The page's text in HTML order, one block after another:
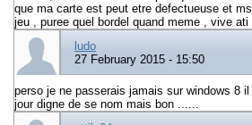
que ma carte est peut etre defectueuse et
jeu , puree quel bordel quand meme , vive ati
ludo
27 February 2015 - 15:50
perso je ne passerais jamais sur windows 8
jour digne de se nom mais bon ......